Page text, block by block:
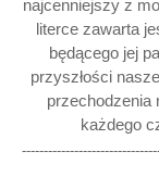
najcenniejszy z
literce zawarta
będącego jej
przyszłości
przechodzenia
każdego